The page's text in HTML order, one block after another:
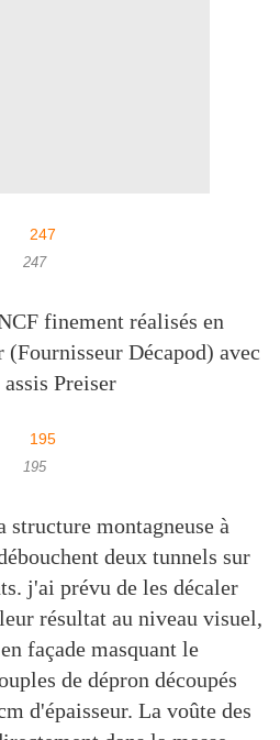
247
finement réalisés en
(Fournisseur Décapod) avec
Preiser
195
structure montagneuse à
deux tunnels sur
j'ai prévu de les décaler
résultat au niveau visuel,
façade masquant le
de dépron découpés
d'épaisseur. La voûte des